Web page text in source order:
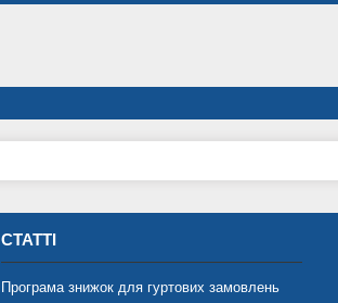
СТАТТІ
Програма знижок для гуртових замовлень